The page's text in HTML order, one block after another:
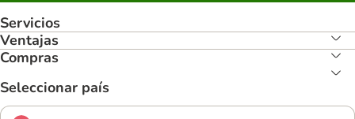
Servicios
Ventajas
Compras
Seleccionar país